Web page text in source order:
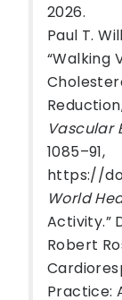
2026.
Paul T.
“Walking
Vascular
1085–91,
https://
World
Activity.”
Robert
Practice: